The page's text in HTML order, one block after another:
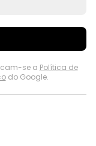
se a Política de
do Google.